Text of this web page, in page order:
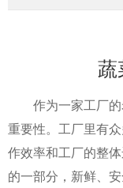
蔬
作为一家工厂的
重要性。工厂里有
作效率和工厂的整
的一部分，新鲜、